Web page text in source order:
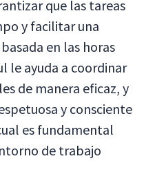
que las tareas
y facilitar una
en las horas
le ayuda a coordinar
de manera eficaz, y
y consciente
es fundamental
de trabajo